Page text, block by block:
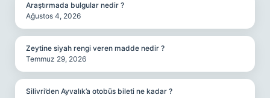
Araştırmada bulgular nedir ?
Ağustos 4, 2026
Zeytine siyah rengi veren madde nedir ?
Temmuz 29, 2026
Silivri’den Ayvalık’a otobüs bileti ne kadar ?